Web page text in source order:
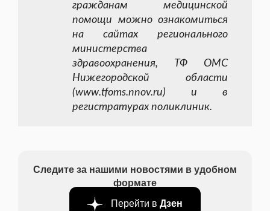
гражданам медицинской
помощи можно ознакомиться
на сайтах регионального
министерства
здравоохранения, ТФ ОМС
Нижегородской области
(www.tfoms.nnov.ru) и в
регистратурах поликлиник.
Следите за нашими новостями в удобном
формате
Перейти в Дзен